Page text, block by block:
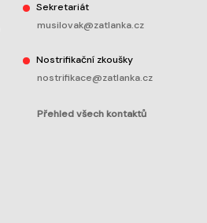
Sekretariát
musilovak@zatlanka.cz
Nostrifikační zkoušky
nostrifikace@zatlanka.cz
Přehled všech kontaktů